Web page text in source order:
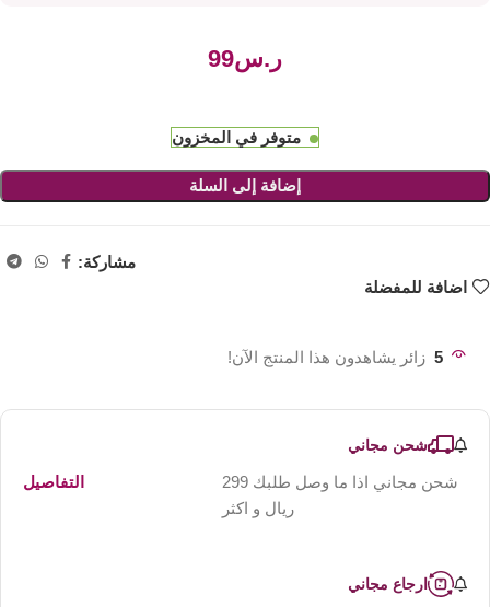
ر.س
متوفر في المخزون
إضافة إلى السلة
مشاركة:
اضافة للمفضلة
5 زائر يشاهدون هذا المنتج الآن!
شحن مجاني
شحن مجاني اذا ما وصل طلبك 299
ريال و اكثر
التفاصيل
ارجاع مجاني